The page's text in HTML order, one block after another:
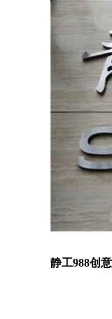
静工988创